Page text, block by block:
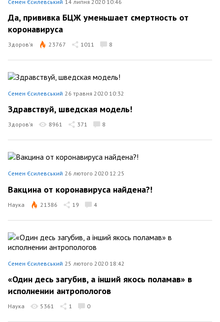
Семен Єсилевський 14 липня 2020 10:46
Да, прививка БЦЖ уменьшает смертность от
коронавируса
Здоров’я 23767 1011 8
Семен Єсилевський 26 травня 2020 10:32
Здравствуй, шведская модель!
Здоров’я 8961 371 8
Семен Єсилевський 26 лютого 2020 12:25
Вакцина от коронавируса найдена?!
Наука 21386 19 4
Семен Єсилевський 25 лютого 2020 18:42
«Один десь загубив, а інший якось поламав» в
исполнении антропологов
Наука 5361 1 0